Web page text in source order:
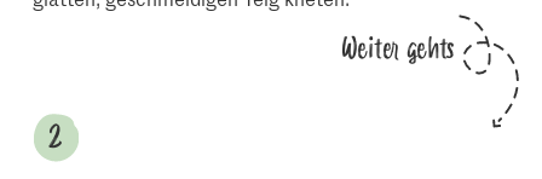
Weiter gehts